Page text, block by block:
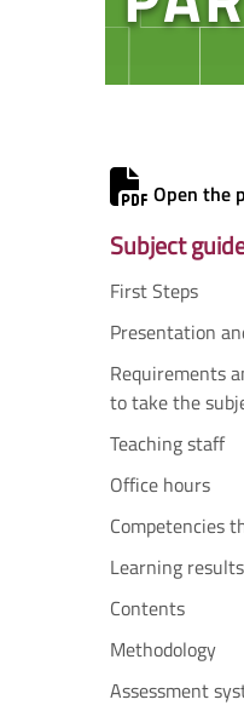
Open the
Subject
First Steps
Presentation
Requirements
to take the
Teaching staff
Office hours
Competencies
Learning results
Contents
Methodology
Assessment